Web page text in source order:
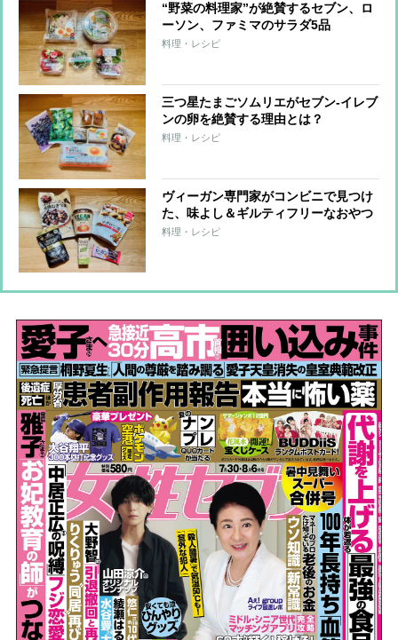
“野菜の料理家”が絶賛するセブン、ロ
ーソン、ファミマのサラダ5品
料理・レシピ
三つ星たまごソムリエがセブン-イレブ
ンの卵を絶賛する理由とは？
料理・レシピ
ヴィーガン専門家がコンビニで見つけ
た、味よし＆ギルティフリーなおやつ
6品
料理・レシピ